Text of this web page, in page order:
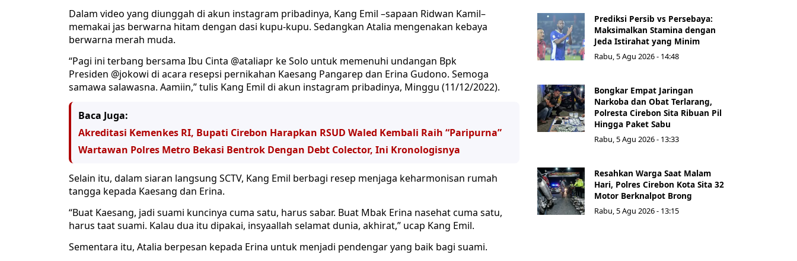
Dalam video yang diunggah di akun instagram pribadinya, Kang Emil –sapaan Ridwan Kamil–
memakai jas berwarna hitam dengan dasi kupu-kupu. Sedangkan Atalia mengenakan kebaya
berwarna merah muda.
“Pagi ini terbang bersama Ibu Cinta @ataliapr ke Solo untuk memenuhi undangan Bpk
Presiden @jokowi di acara resepsi pernikahan Kaesang Pangarep dan Erina Gudono. Semoga
samawa salawasna. Aamiin,” tulis Kang Emil di akun instagram pribadinya, Minggu (11/12/2022).
Baca Juga:
Akreditasi Kemenkes RI, Bupati Cirebon Harapkan RSUD Waled Kembali Raih “Paripurna”
Wartawan Polres Metro Bekasi Bentrok Dengan Debt Colector, Ini Kronologisnya
Selain itu, dalam siaran langsung SCTV, Kang Emil berbagi resep menjaga keharmonisan rumah
tangga kepada Kaesang dan Erina.
“Buat Kaesang, jadi suami kuncinya cuma satu, harus sabar. Buat Mbak Erina nasehat cuma satu,
harus taat suami. Kalau dua itu dipakai, insyaallah selamat dunia, akhirat,” ucap Kang Emil.
Sementara itu, Atalia berpesan kepada Erina untuk menjadi pendengar yang baik bagi suami.
Prediksi Persib vs Persebaya:
Maksimalkan Stamina dengan
Jeda Istirahat yang Minim
Rabu, 5 Agu 2026 - 14:48
Bongkar Empat Jaringan
Narkoba dan Obat Terlarang,
Polresta Cirebon Sita Ribuan Pil
Hingga Paket Sabu
Rabu, 5 Agu 2026 - 13:33
Resahkan Warga Saat Malam
Hari, Polres Cirebon Kota Sita 32
Motor Berknalpot Brong
Rabu, 5 Agu 2026 - 13:15